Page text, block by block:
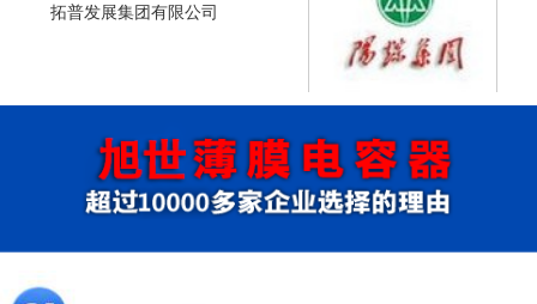
拓普发展集团有限公司
山西省阳泉市阳泉煤业集团